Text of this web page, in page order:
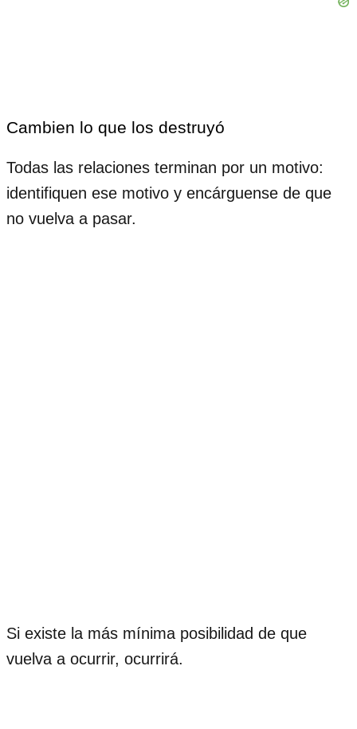
Cambien lo que los destruyó
Todas las relaciones terminan por un motivo:
identifiquen ese motivo y encárguense de que
no vuelva a pasar.
Si existe la más mínima posibilidad de que
vuelva a ocurrir, ocurrirá.